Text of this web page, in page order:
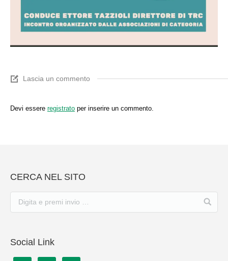
Lascia un commento
Devi essere registrato per inserire un commento.
CERCA NEL SITO
Social Link